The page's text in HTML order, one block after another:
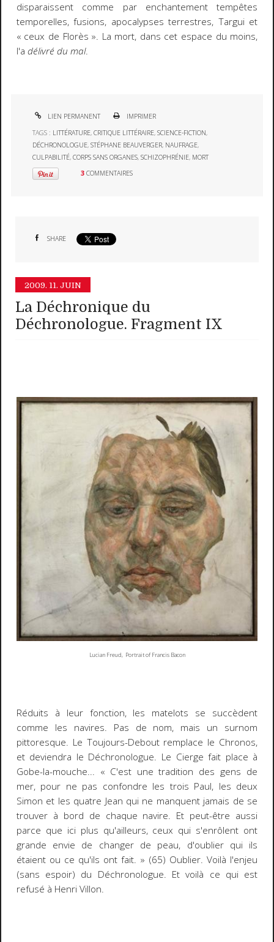
disparaissent comme par enchantement tempêtes
temporelles, fusions, apocalypses terrestres, Targui et
« ceux de Florès ». La mort, dans cet espace du moins,
l'a délivré du mal.
LIEN PERMANENT
IMPRIMER
TAGS : LITTÉRATURE,CRITIQUE LITTÉRAIRE,SCIENCE-FICTION,
DÉCHRONOLOGUE,STÉPHANE BEAUVERGER, NAUFRAGE,
CULPABILITÉ,CORPS SANS ORGANES,SCHIZOPHRÉNIE, MORT
3 COMMENTAIRES
SHARE
2009. 11. JUIN
La Déchronique du
Déchronologue. Fragment IX
Lucian Freud, Portrait of Francis Bacon
Réduits à leur fonction, les matelots se succèdent
comme les navires. Pas de nom, mais un surnom
pittoresque. Le Toujours-Deboutremplace le Chronos,
et deviendra le Déchronologue. Le Cierge fait place à
Gobe-la-mouche... « C'est une tradition des gens de
mer, pour ne pas confondre les trois Paul, les deux
Simon et les quatre Jean qui ne manquent jamais de se
trouver à bord de chaque navire. Et peut-être aussi
parce que ici plus qu'ailleurs, ceux qui s'enrôlent ont
grande envie de changer de peau, d'oublier qui ils
étaient ou ce qu'ils ont fait. » (65) Oublier. Voilà l'enjeu
(sans espoir) du Déchronologue. Et voilà ce qui est
refusé à Henri Villon.